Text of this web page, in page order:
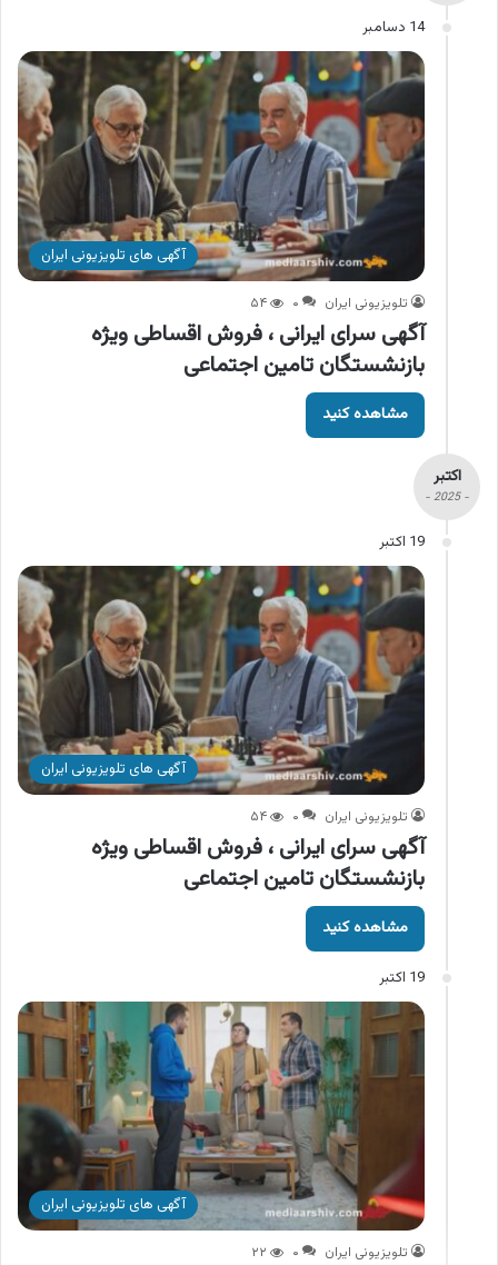
14 دسامبر
آگهی های تلویزیونی ایران
تلویزیونی ایران ۰ ۵۴
آگهی سرای ایرانی ، فروش اقساطی ویژه
بازنشستگان تامین اجتماعی
مشاهده کنید
اکتبر
- 2025 -
19 اکتبر
آگهی های تلویزیونی ایران
تلویزیونی ایران ۰ ۵۴
آگهی سرای ایرانی ، فروش اقساطی ویژه
بازنشستگان تامین اجتماعی
مشاهده کنید
19 اکتبر
آگهی های تلویزیونی ایران
تلویزیونی ایران ۰ ۲۲